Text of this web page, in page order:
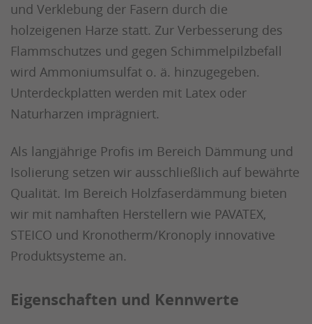
und Verklebung der Fasern durch die
holzeigenen Harze statt. Zur Verbesserung des
Flammschutzes und gegen Schimmelpilzbefall
wird Ammoniumsulfat o. ä. hinzugegeben.
Unterdeckplatten werden mit Latex oder
Naturharzen imprägniert.
Als langjährige Profis im Bereich Dämmung und
Isolierung setzen wir ausschließlich auf bewährte
Qualität. Im Bereich Holzfaserdämmung bieten
wir mit namhaften Herstellern wie PAVATEX,
STEICO und Kronotherm/Kronoply innovative
Produktsysteme an.
Eigenschaften und Kennwerte